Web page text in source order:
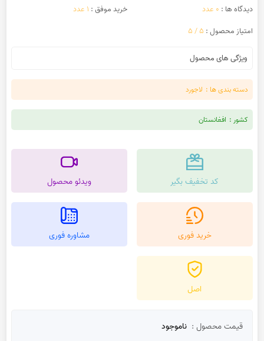
دیدگاه ها : 0 عدد خرید موفق : 1 عدد
امتیاز محصول : 5 / 5
ویژگی های محصول
دسته بندی ها : لاجورد
کشور : افغانستان
کد تخفیف بگیر ویدئو محصول
خرید فوری مشاوره فوری
اصل
قیمت محصول : ناموجود